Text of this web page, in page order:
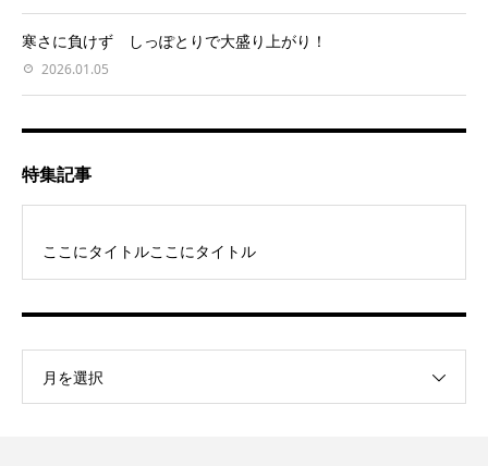
寒さに負けず しっぽとりで大盛り上がり！
2026.01.05
特集記事
ここにタイトルここにタイトル
月を選択